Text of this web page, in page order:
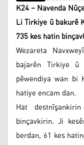
K24 – Navenda
Li Tirkiye û bakurê
735 kes hatin
Wezareta
bajarên Tirkiye û
pêwendiya wan bi
hatiye encam dan.
Hat
binçavkirin. Ji
berdan, 61 kes